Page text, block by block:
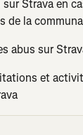
Strava en
de la
abus sur
et